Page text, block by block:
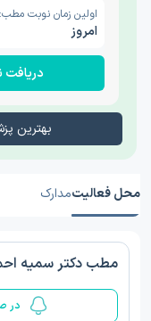
اولین زمان نوبت مطب:
امروز
دریافت
بهترین
محل فعالیتمدارک
مطب دکتر سمیه
در